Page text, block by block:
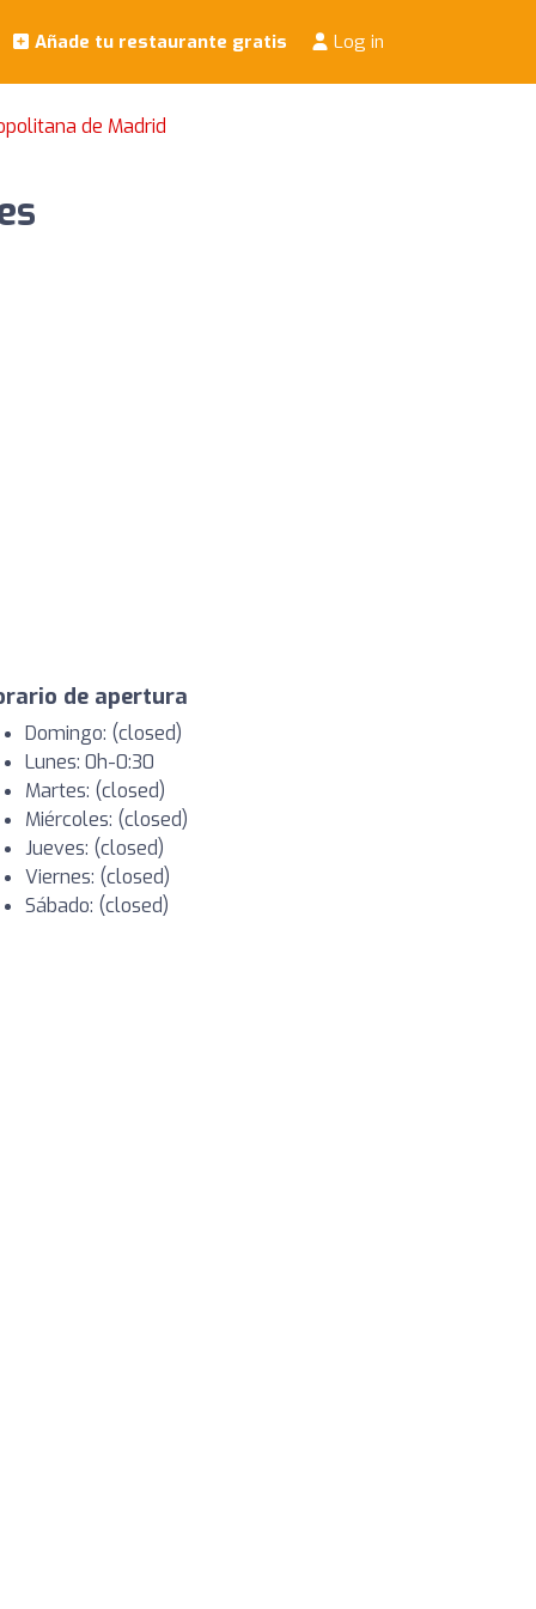
Añade tu restaurante gratis Log in
de Madrid
de apertura
Domingo: (closed)
Lunes: 0h-0:30
Martes: (closed)
Miércoles: (closed)
Jueves: (closed)
Viernes: (closed)
Sábado: (closed)